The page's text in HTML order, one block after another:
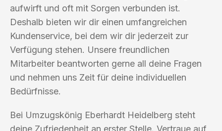
aufwirft und oft mit Sorgen verbunden ist.
Deshalb bieten wir dir einen umfangreichen
Kundenservice, bei dem wir dir jederzeit zur
Verfügung stehen. Unsere freundlichen
Mitarbeiter beantworten gerne all deine Fragen
und nehmen uns Zeit für deine individuellen
Bedürfnisse.
Bei Umzugskönig Eberhardt Heidelberg steht
deine Zufriedenheit an erster Stelle. Vertraue auf